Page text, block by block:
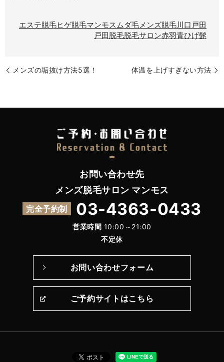
エステ脱毛ヒゲ脱毛マンモス ムダ毛 メンズ脱毛川口 戸田
戸田脱毛脱毛サロン赤羽青ひげ髭
メンズの垢抜け方法5選！ 体温を上げすぎない方法
お問い合わせ先
メンズ脱毛サロン マンモス
完全予約制 03-4363-0433
営業時間 10:00～21:00
不定休
お問い合わせフォーム
ご予約サイトはこちら